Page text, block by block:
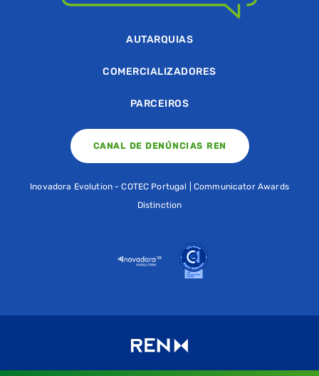
AUTARQUIAS
COMERCIALIZADORES
PARCEIROS
CANAL DE DENÚNCIAS REN
Inovadora Evolution - COTEC Portugal | Communicator Awards
Distinction